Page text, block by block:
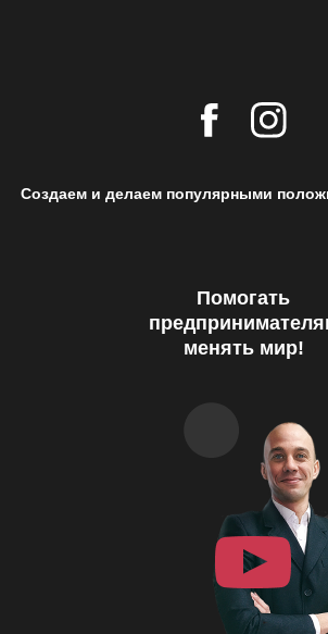
Создаем и делаем популярными
Помогать
менять мир!